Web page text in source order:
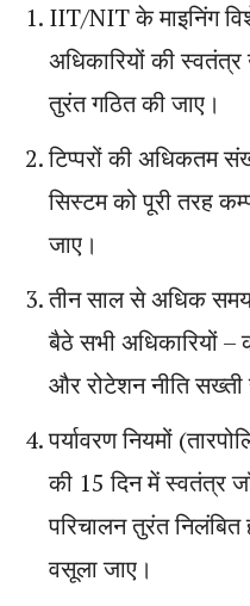
IIT/NIT के माइनिंग
अधिकारियों की स्वतंत्र
तुरंत गठित की जाए।
टिप्परों की अधिकतम
सिस्टम को पूरी तरह
जाए।
तीन साल से अधिक
बैठे सभी अधिकारियों –
और रोटेशन नीति सख्ती
पर्यावरण नियमों
की 15 दिन में स्वतंत्र
परिचालन तुरंत निलंबित
वसूला जाए।